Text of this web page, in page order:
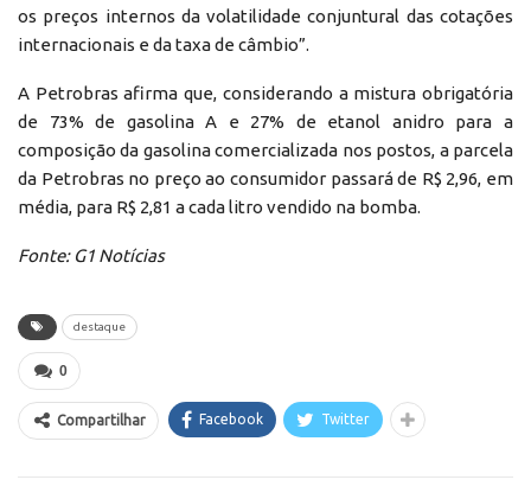
os preços internos da volatilidade conjuntural das cotações
internacionais e da taxa de câmbio”.
A Petrobras afirma que, considerando a mistura obrigatória
de 73% de gasolina A e 27% de etanol anidro para a
composição da gasolina comercializada nos postos, a parcela
da Petrobras no preço ao consumidor passará de R$ 2,96, em
média, para R$ 2,81 a cada litro vendido na bomba.
Fonte: G1 Notícias
destaque
0
Compartilhar Facebook Twitter